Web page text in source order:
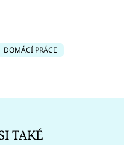
DOMÁCÍ PRÁCE
TAKÉ